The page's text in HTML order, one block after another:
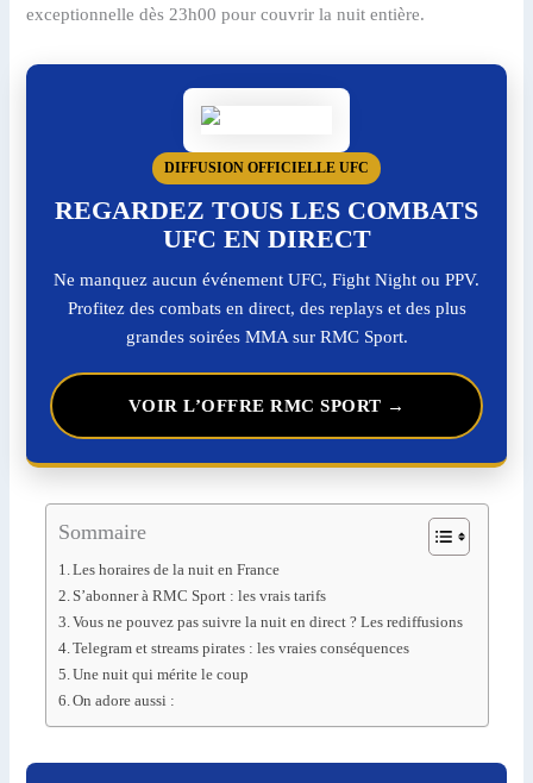
exceptionnelle dès 23h00 pour couvrir la nuit entière.
DIFFUSION OFFICIELLE UFC
REGARDEZ TOUS LES COMBATS
UFC EN DIRECT
Ne manquez aucun événement UFC, Fight Night ou PPV.
Profitez des combats en direct, des replays et des plus
grandes soirées MMA sur RMC Sport.
VOIR L’OFFRE RMC SPORT →
Sommaire
Les horaires de la nuit en France
S’abonner à RMC Sport : les vrais tarifs
Vous ne pouvez pas suivre la nuit en direct ? Les rediffusions
Telegram et streams pirates : les vraies conséquences
Une nuit qui mérite le coup
On adore aussi :